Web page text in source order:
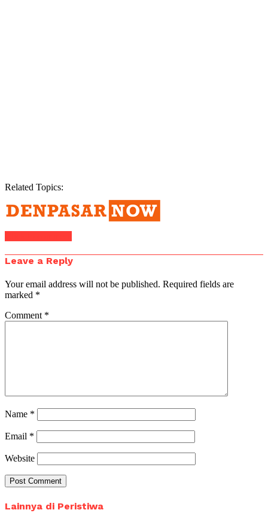
Related Topics:
Leave a Reply
Your email address will not be published. Required fields are
marked *
Comment *
Name *
Email *
Website
Lainnya di Peristiwa